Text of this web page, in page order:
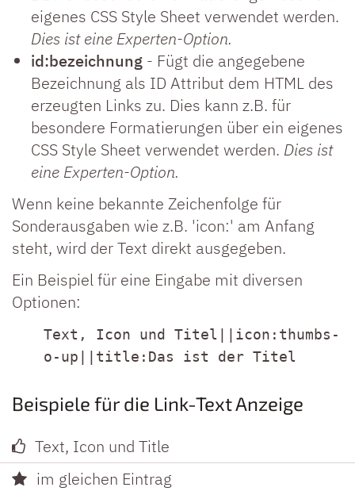
eigenes CSS Style Sheet verwendet werden.
Dies ist eine Experten-Option.
id:bezeichnung - Fügt die angegebene
Bezeichnung als ID Attribut dem HTML des
erzeugten Links zu. Dies kann z.B. für
besondere Formatierungen über ein eigenes
CSS Style Sheet verwendet werden. Dies ist
eine Experten-Option.
Wenn keine bekannte Zeichenfolge für
Sonderausgaben wie z.B. 'icon:' am Anfang
steht, wird der Text direkt ausgegeben.
Ein Beispiel für eine Eingabe mit diversen
Optionen:
Text, Icon und Titel||icon:thumbs-
o-up||title:Das ist der Titel
Beispiele für die Link-Text Anzeige
Text, Icon und Title
im gleichen Eintrag